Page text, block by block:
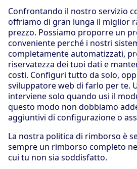
Confrontando il nostro servizio
offriamo di gran lunga il miglior
prezzo. Possiamo proporre un
conveniente perché i nostri
completamente automatizzati,
riservatezza dei tuoi dati e
costi. Configuri tutto da solo,
sviluppatore web di farlo per te.
interviene solo quando usi il
questo modo non dobbiamo
aggiuntivi di configurazione o
La nostra politica di rimborso è
sempre un rimborso completo
cui tu non sia soddisfatto.